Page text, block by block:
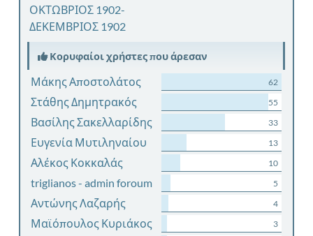
ΟΚΤΩΒΡΙΟΣ 1902-
ΔΕΚΕΜΒΡΙΟΣ 1902
Κορυφαίοι χρήστες που άρεσαν
Μάκης Αποστολάτος 62
Στάθης Δημητρακός 55
Βασίλης Σακελλαρίδης 33
Ευγενία Μυτιληναίου 13
Αλέκος Κοκκαλάς 10
triglianos - admin foroum 5
Αντώνης Λαζαρής 4
Μαϊόπουλος Κυριάκος 3